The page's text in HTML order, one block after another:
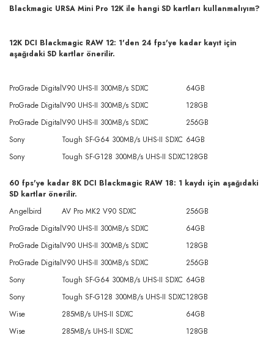
Blackmagic URSA Mini Pro 12K ile hangi SD kartları kullanmalıyım?
12K DCI Blackmagic RAW 12: 1'den 24 fps'ye kadar kayıt için
aşağıdaki SD kartlar önerilir.
ProGrade DigitalV90 UHS-II 300MB/s SDXC
64GB
ProGrade DigitalV90 UHS-II 300MB/s SDXC
128GB
ProGrade DigitalV90 UHS-II 300MB/s SDXC
256GB
Sony
Tough SF-G64 300MB/s UHS-II SDXC 64GB
Sony
Tough SF-G128 300MB/s UHS-II SDXC128GB
60 fps'ye kadar 8K DCI Blackmagic RAW 18: 1 kaydı için aşağıdaki
SD kartlar önerilir.
Angelbird
AV Pro MK2 V90 SDXC
256GB
ProGrade DigitalV90 UHS-II 300MB/s SDXC
64GB
ProGrade DigitalV90 UHS-II 300MB/s SDXC
128GB
ProGrade DigitalV90 UHS-II 300MB/s SDXC
256GB
Sony
Tough SF-G64 300MB/s UHS-II SDXC 64GB
Sony
Tough SF-G128 300MB/s UHS-II SDXC128GB
Wise
285MB/s UHS-II SDXC
64GB
Wise
285MB/s UHS-II SDXC 128GB